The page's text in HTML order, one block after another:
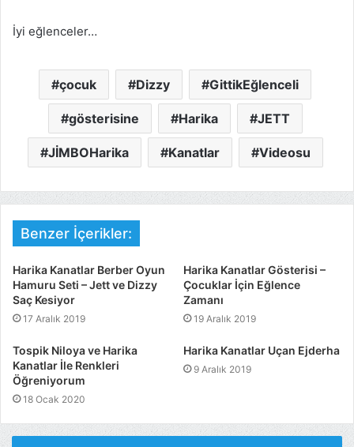
İyi eğlenceler…
çocuk Dizzy GittikEğlenceli
gösterisine Harika JETT
JİMBOHarika Kanatlar Videosu
Benzer İçerikler:
Harika Kanatlar Berber Oyun
Hamuru Seti – Jett ve Dizzy
Saç Kesiyor
17 Aralık 2019
Harika Kanatlar Gösterisi –
Çocuklar İçin Eğlence
Zamanı
19 Aralık 2019
Tospik Niloya ve Harika
Kanatlar İle Renkleri
Öğreniyorum
18 Ocak 2020
Harika Kanatlar Uçan Ejderha
9 Aralık 2019